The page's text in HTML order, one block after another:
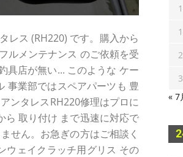
レス (RH220) です。購入から
ルメンテナンス のご依頼を受
具店が無い... このような ケー
事業部ではスペアパーツも 豊
ンタレスRH220修理はプロに
ら 取り付け まで迅速に対応で
せん。お急ぎの方はご相談く
ウェイクラッチ用グリス その
« 7